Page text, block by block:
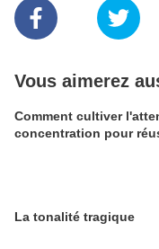
Vous aimerez
Comment cultiver
concentration pour
La tonalité tragique